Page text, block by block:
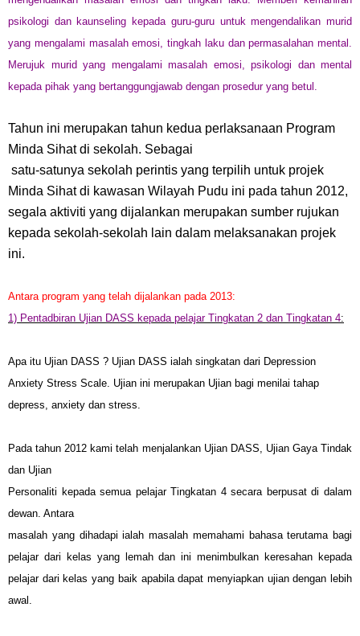
psikologi dan kaunseling kepada guru-guru untuk mengendalikan murid
yang mengalami masalah emosi, tingkah laku dan permasalahan mental.
Merujuk murid yang mengalami masalah emosi, psikologi dan mental
kepada pihak yang bertanggungjawab dengan prosedur yang betul.
Tahun ini merupakan tahun kedua perlaksanaan Program
Minda Sihat di sekolah. Sebagai
satu-satunya sekolah perintis yang terpilih untuk projek
Minda Sihat di kawasan Wilayah Pudu ini pada tahun 2012,
segala aktiviti yang dijalankan merupakan sumber rujukan
kepada sekolah-sekolah lain dalam melaksanakan projek
ini.
Antara program yang telah dijalankan pada 2013:
1) Pentadbiran Ujian DASS kepada pelajar Tingkatan 2 dan Tingkatan 4:
Apa itu Ujian DASS ? Ujian DASS ialah singkatan dari Depression
Anxiety Stress Scale. Ujian ini merupakan Ujian bagi menilai tahap
depress, anxiety dan stress.
Pada tahun 2012 kami telah menjalankan Ujian DASS, Ujian Gaya Tindak
dan Ujian
Personaliti kepada semua pelajar Tingkatan 4 secara berpusat di dalam
dewan. Antara
masalah yang dihadapi ialah masalah memahami bahasa terutama bagi
pelajar dari kelas yang lemah dan ini menimbulkan keresahan kepada
pelajar dari kelas yang baik apabila dapat menyiapkan ujian dengan lebih
awal.